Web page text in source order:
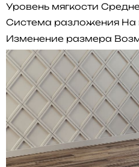
Уровень мягкости
Система разложения На
Изменение размера